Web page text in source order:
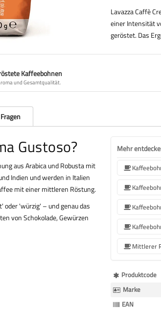
Lavazza Caffè
einer Intensität
geröstet. Das
Kaffeebohnen
und Gesamtqualität.
Gustoso?
aus Arabica und Robusta mit
Indien und werden in Italien
mit einer mittleren Röstung.
'würzig' – und genau das
von Schokolade, Gewürzen
Mehr
Mittlerer
Mehr
Informationen
Produktcode
Marke
EAN